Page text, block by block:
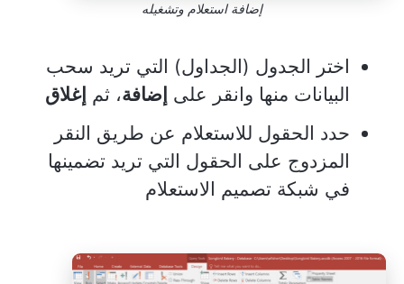
إضافة استعلام وتشغيله
اختر الجدول (الجداول) التي تريد سحب
البيانات منها وانقر على إضافة، ثم إغلاق
حدد الحقول للاستعلام عن طريق النقر
المزدوج على الحقول التي تريد تضمينها
في شبكة تصميم الاستعلام